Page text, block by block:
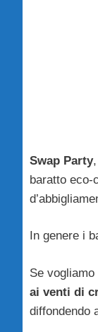
Swap Party
baratto eco-
In genere i
Se
ai venti di
diffondendo